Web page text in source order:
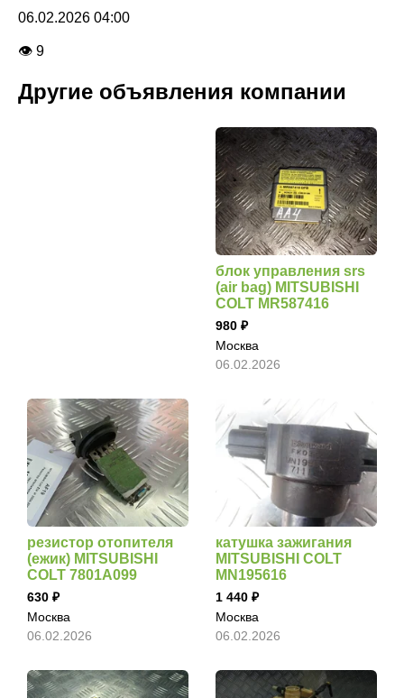
06.02.2026 04:00
👁 9
Другие объявления компании
блок управления srs
(air bag) MITSUBISHI
COLT MR587416
980
Москва
06.02.2026
резистор отопителя
(ежик) MITSUBISHI
COLT 7801A099
630
Москва
06.02.2026
катушка зажигания
MITSUBISHI COLT
MN195616
1 440
Москва
06.02.2026